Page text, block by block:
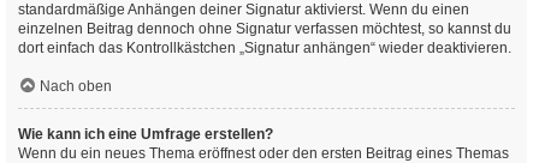
standardmäßige Anhängen deiner Signatur aktivierst. Wenn du einen
einzelnen Beitrag dennoch ohne Signatur verfassen möchtest, so kannst du
dort einfach das Kontrollkästchen „Signatur anhängen“ wieder deaktivieren.
Nach oben
Wie kann ich eine Umfrage erstellen?
Wenn du ein neues Thema eröffnest oder den ersten Beitrag eines Themas